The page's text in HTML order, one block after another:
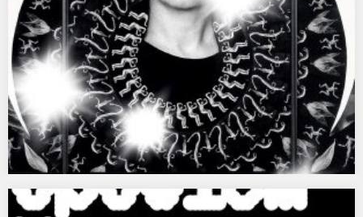
Niech nas widzą!- Zamek Królewski w Warszawie